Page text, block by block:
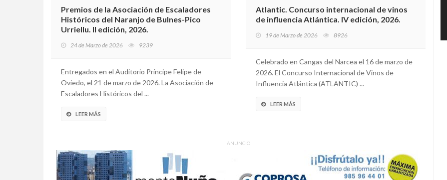
Premios de la Asociación de Escaladores
Históricos del Naranjo de Bulnes-Pico
Urriellu. II edición, 2026.
24 de Marzo de 2026 9239
Entregados en el Auditorio Príncipe Felipe de
Oviedo, el 21 de marzo de 2026. La Asociación de
Escaladores Históricos del ...
LEER MÁS
Atlantic. Concurso internacional de vinos
de influencia Atlántica. IV edición, 2026.
19 de Marzo de 2026 8926
Celebrado en Cangas del Narcea el 16 de marzo de
2026. El Concurso Internacional de Vinos de
Influencia Atlántica (ATLANTIC) ...
LEER MÁS
ANUNCIO